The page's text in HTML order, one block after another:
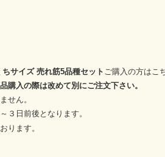
サイズ 売れ筋5品種セット ご購入の方はこ
購入の際は改めて別にご注文下さい。
せん。
３日前後となります。
ります。